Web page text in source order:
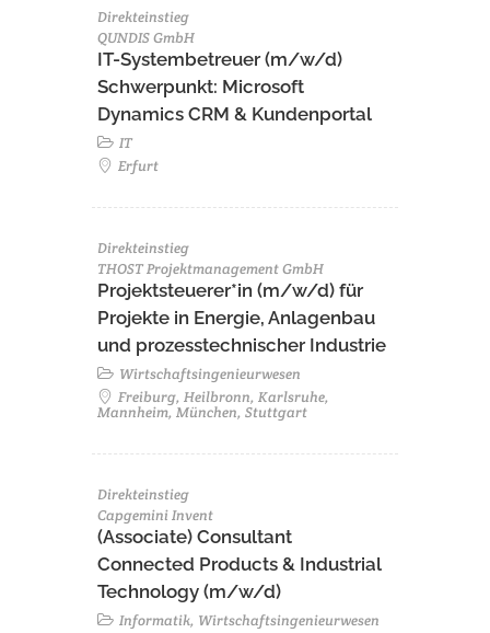
Direkteinstieg
QUNDIS GmbH
IT-Systembetreuer (m/w/d)
Schwerpunkt: Microsoft
Dynamics CRM & Kundenportal
IT
Erfurt
Direkteinstieg
THOST Projektmanagement GmbH
Projektsteuerer*in (m/w/d) für
Projekte in Energie, Anlagenbau
und prozesstechnischer Industrie
Wirtschaftsingenieurwesen
Freiburg, Heilbronn, Karlsruhe,
Mannheim, München, Stuttgart
Direkteinstieg
Capgemini Invent
(Associate) Consultant
Connected Products & Industrial
Technology (m/w/d)
Informatik, Wirtschaftsingenieurwesen